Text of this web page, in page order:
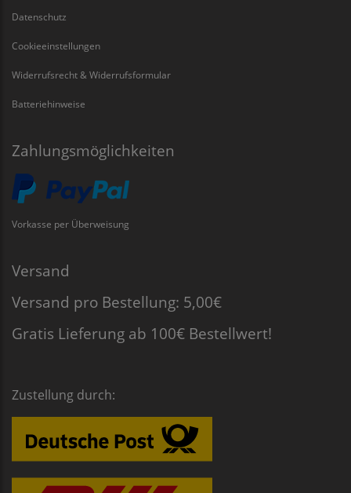
Datenschutz
Cookieeinstellungen
Widerrufsrecht & Widerrufsformular
Batteriehinweise
Zahlungsmöglichkeiten
Vorkasse per Überweisung
Versand
Versand pro Bestellung: 5,00€
Gratis Lieferung ab 100€ Bestellwert!
Zustellung durch: